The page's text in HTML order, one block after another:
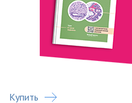
Купить